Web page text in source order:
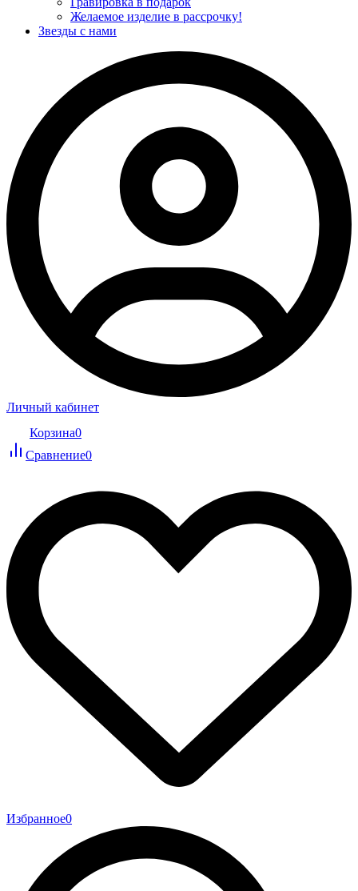
Желаемое изделие в рассрочку!
Звезды с нами
Личный кабинет
Корзина0
Сравнение0
Избранное0